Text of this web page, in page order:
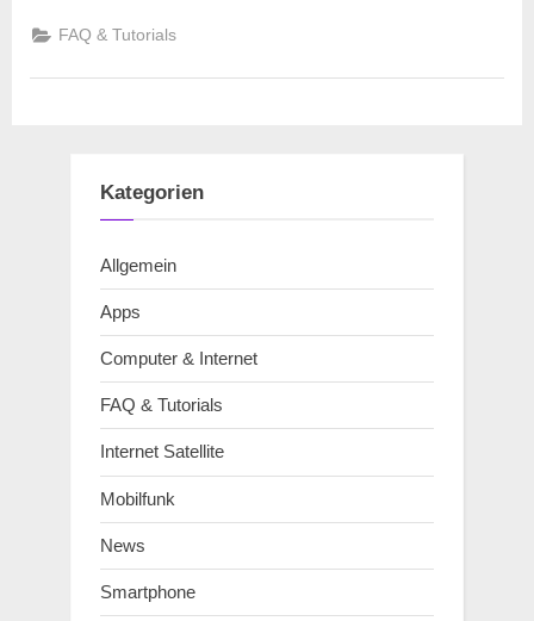
für
iPhone
ändern/erstellen”
FAQ & Tutorials
Kategorien
Allgemein
Apps
Computer & Internet
FAQ & Tutorials
Internet Satellite
Mobilfunk
News
Smartphone